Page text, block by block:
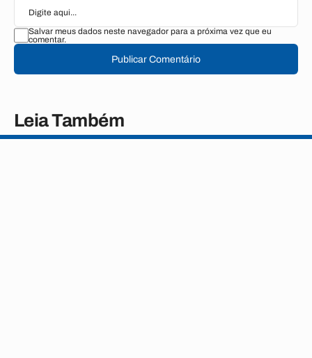
Salvar meus dados neste navegador para a próxima vez que eu
comentar.
Publicar Comentário
Leia Também